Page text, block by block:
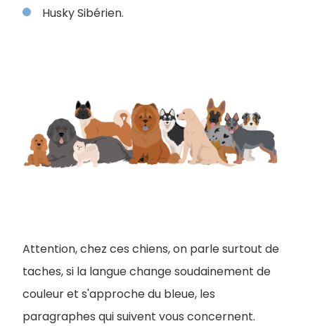
Husky Sibérien.
Attention, chez ces chiens, on parle surtout de
taches, si la langue change soudainement de
couleur et s'approche du bleue, les
paragraphes qui suivent vous concernent.